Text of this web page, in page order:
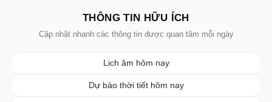
THÔNG TIN HỮU ÍCH
Cập nhật nhanh các thông tin được quan tâm mỗi ngày
Lịch âm hôm nay
Dự báo thời tiết hôm nay